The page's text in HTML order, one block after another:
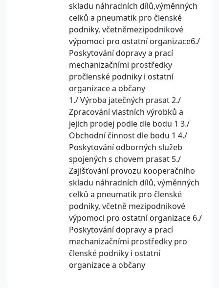
skladu náhradních dílů,výměnných
celků a pneumatik pro členské
podniky, včetněmezipodnikové
výpomoci pro ostatní organizace6./
Poskytování dopravy a prací
mechanizačními prostředky
pročlenské podniky i ostatní
organizace a občany
1./ Výroba jatečných prasat 2./
Zpracování vlastních výrobků a
jejich prodej podle dle bodu 1 3./
Obchodní činnost dle bodu 1 4./
Poskytování odborných služeb
spojených s chovem prasat 5./
Zajišťování provozu kooperačního
skladu náhradních dílů, výměnných
celků a pneumatik pro členské
podniky, včetně mezipodnikové
výpomoci pro ostatní organizace 6./
Poskytování dopravy a prací
mechanizačními prostředky pro
členské podniky i ostatní
organizace a občany